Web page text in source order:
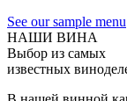
See our sample menu
НАШИ ВИНА
Выбор из самых
известных